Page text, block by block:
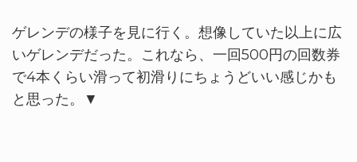
ゲレンデの様子を見に行く。想像していた以上に広
いゲレンデだった。これなら、一回500円の回数券
で4本くらい滑って初滑りにちょうどいい感じかも
と思った。▼